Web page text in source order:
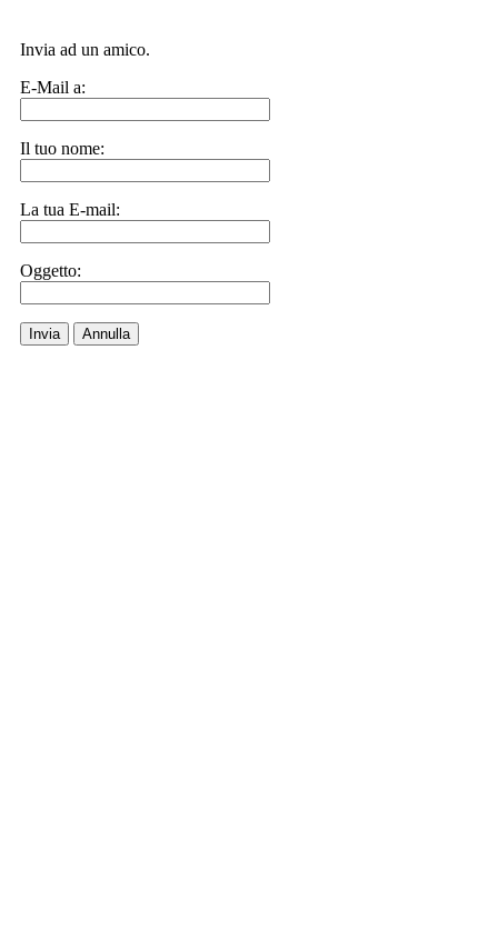
Invia ad un amico.
E-Mail a:
Il tuo nome:
La tua E-mail:
Oggetto:
Invia Annulla